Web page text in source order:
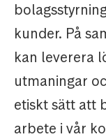
kunder. På
kan leverera
utmaningar
etiskt sätt att
arbete i vår